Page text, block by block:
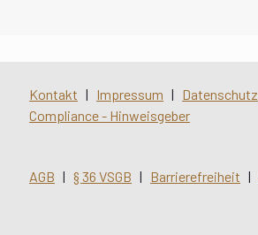
Kontakt | Impressum | Datenschutz
Compliance - Hinweisgeber
AGB | § 36 VSGB | Barrierefreiheit |